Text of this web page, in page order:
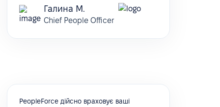
Галина М.
Chief People Officer
PeopleForce дійсно враховує ваші